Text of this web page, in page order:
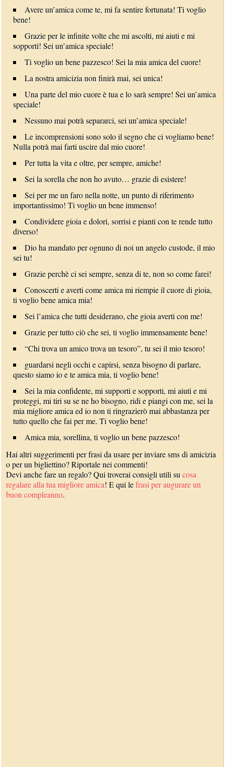
Avere un’amica come te, mi fa sentire fortunata! Ti voglio
bene!
Grazie per le infinite volte che mi ascolti, mi aiuti e mi
sopporti! Sei un’amica speciale!
Ti voglio un bene pazzesco! Sei la mia amica del cuore!
La nostra amicizia non finirà mai, sei unica!
Una parte del mio cuore è tua e lo sarà sempre! Sei un’amica
speciale!
Nessuno mai potrà separarci, sei un’amica speciale!
Le incomprensioni sono solo il segno che ci vogliamo bene!
Nulla potrà mai farti uscire dal mio cuore!
Per tutta la vita e oltre, per sempre, amiche!
Sei la sorella che non ho avuto… grazie di esistere!
Sei per me un faro nella notte, un punto di riferimento
importantissimo! Ti voglio un bene immenso!
Condividere gioia e dolori, sorrisi e pianti con te rende tutto
diverso!
Dio ha mandato per ognuno di noi un angelo custode, il mio
sei tu!
Grazie perchè ci sei sempre, senza di te, non so come farei!
Conoscerti e averti come amica mi riempie il cuore di gioia,
ti voglio bene amica mia!
Sei l’amica che tutti desiderano, che gioia averti con me!
Grazie per tutto ciò che sei, ti voglio immensamente bene!
“Chi trova un amico trova un tesoro”, tu sei il mio tesoro!
guardarsi negli occhi e capirsi, senza bisogno di parlare,
questo siamo io e te amica mia, ti voglio bene!
Sei la mia confidente, mi supporti e sopporti, mi aiuti e mi
proteggi, mi tiri su se ne ho bisogno, ridi e piangi con me, sei la
mia migliore amica ed io non ti ringrazierò mai abbastanza per
tutto quello che fai per me. Ti voglio bene!
Amica mia, sorellina, ti voglio un bene pazzesco!
Hai altri suggerimenti per frasi da usare per inviare sms di amicizia
o per un bigliettino? Riportale nei commenti!
Devi anche fare un regalo? Qui troverai consigli utili sucosa
regalare alla tua migliore amica! E qui lefrasi per augurare un
buon compleanno.